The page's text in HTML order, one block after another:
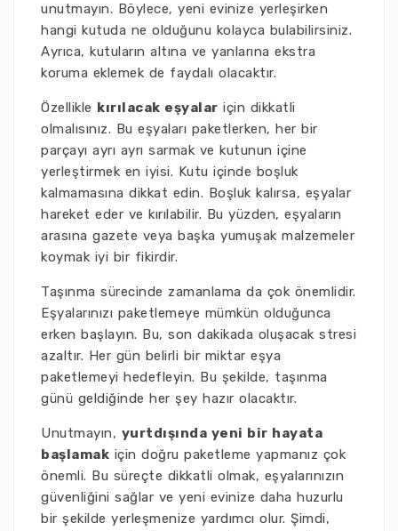
unutmayın. Böylece, yeni evinize yerleşirken
hangi kutuda ne olduğunu kolayca bulabilirsiniz.
Ayrıca, kutuların altına ve yanlarına ekstra
koruma eklemek de faydalı olacaktır.
Özellikle kırılacak eşyalar için dikkatli
olmalısınız. Bu eşyaları paketlerken, her bir
parçayı ayrı ayrı sarmak ve kutunun içine
yerleştirmek en iyisi. Kutu içinde boşluk
kalmamasına dikkat edin. Boşluk kalırsa, eşyalar
hareket eder ve kırılabilir. Bu yüzden, eşyaların
arasına gazete veya başka yumuşak malzemeler
koymak iyi bir fikirdir.
Taşınma sürecinde zamanlama da çok önemlidir.
Eşyalarınızı paketlemeye mümkün olduğunca
erken başlayın. Bu, son dakikada oluşacak stresi
azaltır. Her gün belirli bir miktar eşya
paketlemeyi hedefleyin. Bu şekilde, taşınma
günü geldiğinde her şey hazır olacaktır.
Unutmayın, yurtdışında yeni bir hayata
başlamak için doğru paketleme yapmanız çok
önemli. Bu süreçte dikkatli olmak, eşyalarınızın
güvenliğini sağlar ve yeni evinize daha huzurlu
bir şekilde yerleşmenize yardımcı olur. Şimdi,